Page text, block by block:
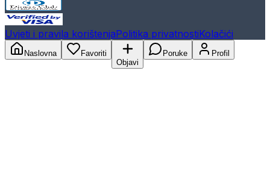
Uvjeti i pravila korištenjaPolitika privatnostiKolačići
Naslovna
Favoriti
Objavi
Poruke Profil